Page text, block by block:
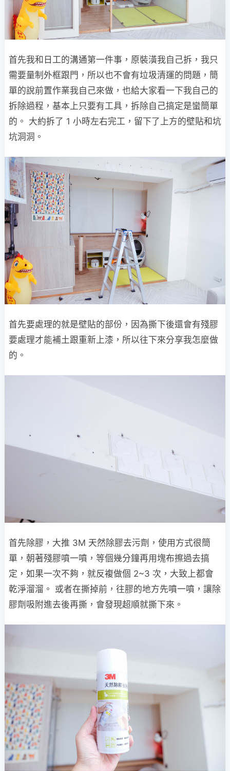
首先我和日工的溝通第一件事，原裝潢我自己拆，我只
需要量制外框跟門，所以也不會有垃圾清運的問題，簡
單的說前置作業我自己來做，也給大家看一下我自己的
拆除過程，基本上只要有工具，拆除自己搞定是蠻簡單
的。 大約拆了 1 小時左右完工，留下了上方的壁貼和坑
坑洞洞。
首先要處理的就是壁貼的部份，因為撕下後還會有殘膠
要處理才能補土跟重新上漆，所以往下來分享我怎麼做
的。
首先除膠，大推 3M 天然除膠去污劑，使用方式很簡
單，朝著殘膠噴一噴，等個幾分鐘再用塊布擦過去搞
定，如果一次不夠，就反複做個 2~3 次，大致上都會
乾淨溜溜。 或者在撕掉前，往膠的地方先噴一噴，讓除
膠劑吸附進去後再撕，會發現超順就撕下來。